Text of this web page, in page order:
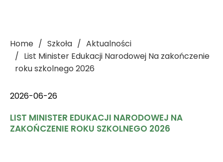
Home Szkoła
Aktualności
List Minister Edukacji Narodowej Na zakończenie
roku szkolnego 2026
2026-06-26
LIST MINISTER EDUKACJI NARODOWEJ NA
ZAKOŃCZENIE ROKU SZKOLNEGO 2026